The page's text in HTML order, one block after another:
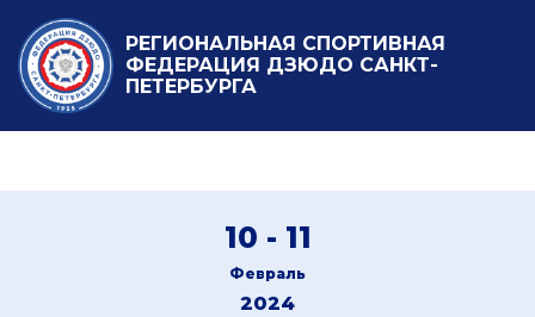
РЕГИОНАЛЬНАЯ СПОРТИВНАЯ
ФЕДЕРАЦИЯ ДЗЮДО САНКТ-
ПЕТЕРБУРГА
10 - 11
Февраль
2024